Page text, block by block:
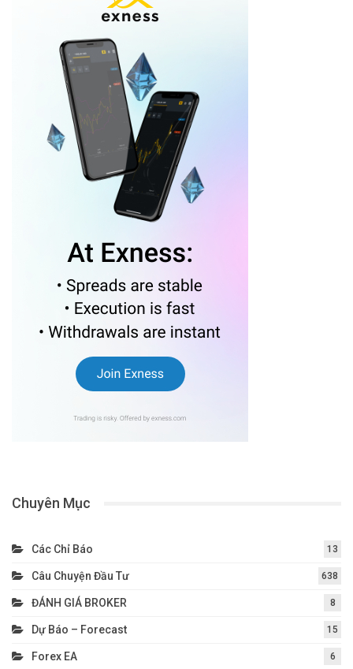
Chuyên Mục
Các Chỉ Báo 13
Câu Chuyện Đầu Tư 638
ĐÁNH GIÁ BROKER 8
Dự Báo – Forecast 15
Forex EA 6